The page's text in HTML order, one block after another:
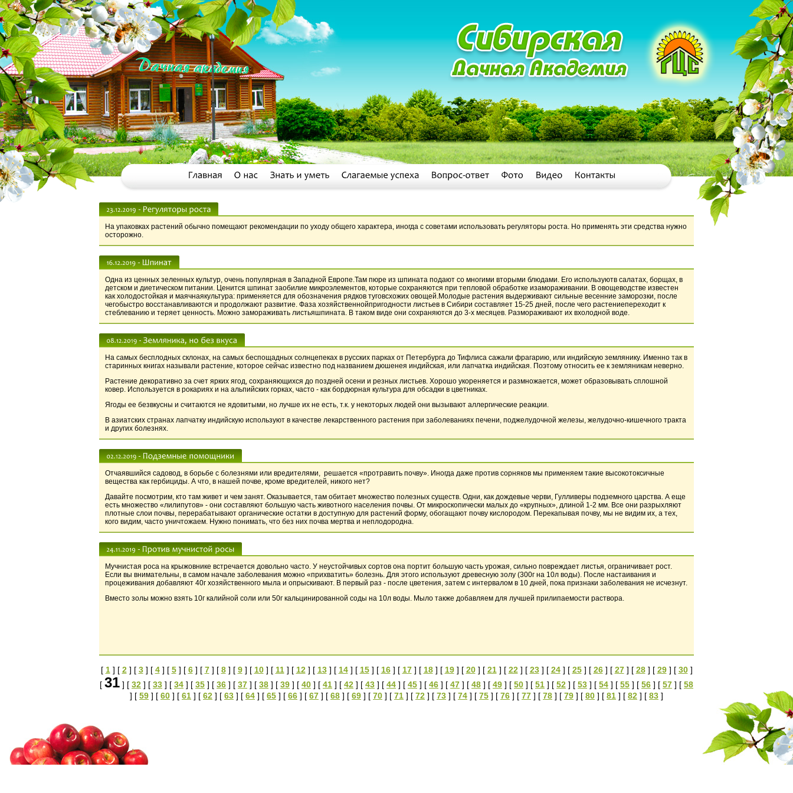
На упаковках растений обычно помещают рекомендации по уходу общего характера, иногда с советами использовать регуляторы роста. Но применять эти средства нужно
осторожно.
Одна из ценных зеленных культур, очень популярная в Западной Европе.Там пюре из шпината подают со многими вторыми блюдами. Его используютв салатах, борщах, в
детском и диетическом питании. Ценится шпинат заобилие микроэлементов, которые сохраняются при тепловой обработке изамораживании. В овощеводстве известен
как холодостойкая и маячнаякультура: применяется для обозначения рядков туговсхожих овощей.Молодые растения выдерживают сильные весенние заморозки, после
чегобыстро восстанавливаются и продолжают развитие. Фаза хозяйственнойпригодности листьев в Сибири составляет 15-25 дней, после чего растениепереходит к
стеблеванию и теряет ценность. Можно замораживать листьяшпината. В таком виде они сохраняются до 3-х месяцев. Размораживают их вхолодной воде.
На самых бесплодных склонах, на самых беспощадных солнцепеках в русских парках от Петербурга до Тифлиса сажали фрагарию, или индийскую землянику. Именно так в
старинных книгах называли растение, которое сейчас известно под названием дюшенея индийская, или лапчатка индийская. Поэтому относить ее к земляникам неверно.
Растение декоративно за счет ярких ягод, сохраняющихся до поздней осени и резных листьев. Хорошо укореняется и размножается, может образовывать сплошной
ковер. Используется в рокариях и на альпийских горках, часто - как бордюрная культура для обсадки в цветниках.
Ягоды ее безвкусны и считаются не ядовитыми, но лучше их не есть, т.к. у некоторых людей они вызывают аллергические реакции.
В азиатских странах лапчатку индийскую используют в качестве лекарственного растения при заболеваниях печени, поджелудочной железы, желудочно-кишечного тракта
и других болезнях.
Отчаявшийся садовод, в борьбе с болезнями или вредителями, решается «протравить почву». Иногда даже против сорняков мы применяем такие высокотоксичные
вещества как гербициды. А что, в нашей почве, кроме вредителей, никого нет?
Давайте посмотрим, кто там живет и чем занят. Оказывается, там обитает множество полезных существ. Одни, как дождевые черви, Гулливеры подземного царства. А еще
есть множество «лилипутов» - они составляют большую часть животного населения почвы. От микроскопически малых до «крупных», длиной 1-2 мм. Все они разрыхляют
плотные слои почвы, перерабатывают органические остатки в доступную для растений форму, обогащают почву кислородом. Перекапывая почву, мы не видим их, а тех,
кого видим, часто уничтожаем. Нужно понимать, что без них почва мертва и неплодородна.
Мучнистая роса на крыжовнике встречается довольно часто. У неустойчивых сортов она портит большую часть урожая, сильно повреждает листья, ограничивает рост.
Если вы внимательны, в самом начале заболевания можно «прихватить» болезнь. Для этого используют древесную золу (300г на 10л воды). После настаивания и
процеживания добавляют 40г хозяйственного мыла и опрыскивают. В первый раз - после цветения, затем с интервалом в 10 дней, пока признаки заболевания не исчезнут.
Вместо золы можно взять 10г калийной соли или 50г кальцинированной соды на 10л воды. Мыло также добавляем для лучшей прилипаемости раствора.
[ 1] [ 2] [ 3] [ 4] [ 5] [ 6] [ 7] [ 8] [ 9] [ 10] [ 11] [ 12] [ 13] [ 14] [ 15] [ 16] [ 17] [ 18] [ 19] [ 20] [ 21] [ 22] [ 23] [ 24] [ 25] [ 26] [ 27] [ 28] [ 29] [ 30]
[ 31 ] [ 32 ] [ 33 ] [ 34 ] [ 35 ] [ 36 ] [ 37 ] [ 38 ] [ 39 ] [ 40 ] [ 41 ] [ 42 ] [ 43 ] [ 44 ] [ 45 ] [ 46 ] [ 47 ] [ 48 ] [ 49 ] [ 50 ] [ 51 ] [ 52 ] [ 53 ] [ 54 ] [ 55 ] [ 56 ] [ 57 ] [ 58
] [ 59 ] [ 60 ] [ 61 ] [ 62 ] [ 63 ] [ 64 ] [ 65 ] [ 66 ] [ 67 ] [ 68 ] [ 69 ] [ 70 ] [ 71 ] [ 72 ] [ 73 ] [ 74 ] [ 75 ] [ 76 ] [ 77 ] [ 78 ] [ 79 ] [ 80 ] [ 81 ] [ 82 ] [ 83 ]